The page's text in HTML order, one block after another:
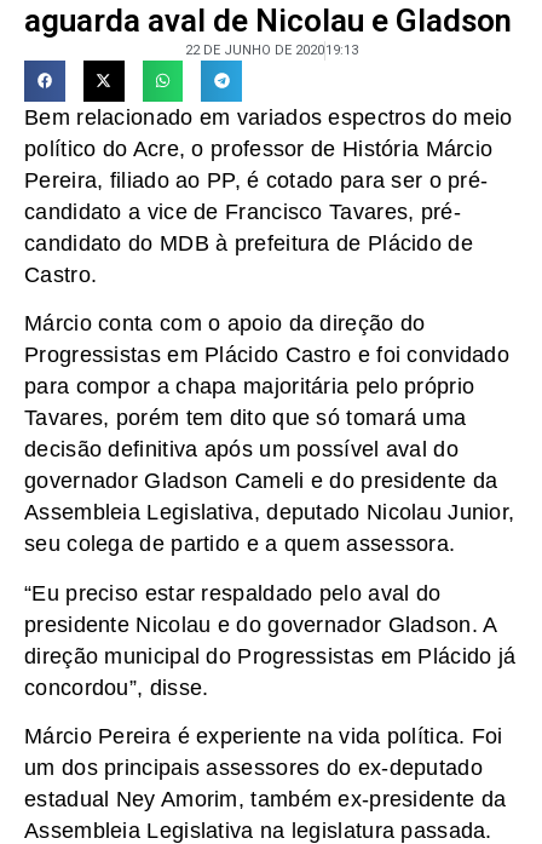
aguarda aval de Nicolau e Gladson
22 DE JUNHO DE 202019:13
Bem relacionado em variados espectros do meio
político do Acre, o professor de História Márcio
Pereira, filiado ao PP, é cotado para ser o pré-
candidato a vice de Francisco Tavares, pré-
candidato do MDB à prefeitura de Plácido de
Castro.
Márcio conta com o apoio da direção do
Progressistas em Plácido Castro e foi convidado
para compor a chapa majoritária pelo próprio
Tavares, porém tem dito que só tomará uma
decisão definitiva após um possível aval do
governador Gladson Cameli e do presidente da
Assembleia Legislativa, deputado Nicolau Junior,
seu colega de partido e a quem assessora.
“Eu preciso estar respaldado pelo aval do
presidente Nicolau e do governador Gladson. A
direção municipal do Progressistas em Plácido já
concordou”, disse.
Márcio Pereira é experiente na vida política. Foi
um dos principais assessores do ex-deputado
estadual Ney Amorim, também ex-presidente da
Assembleia Legislativa na legislatura passada.